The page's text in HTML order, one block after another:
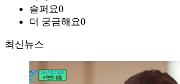
슬퍼요0
더 궁금해요0
최신뉴스